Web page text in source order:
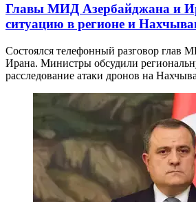
Главы МИД Азербайджана и
ситуацию в регионе и
Состоялся телефонный разговор глав
Ирана. Министры обсудили
расследование атаки дронов на